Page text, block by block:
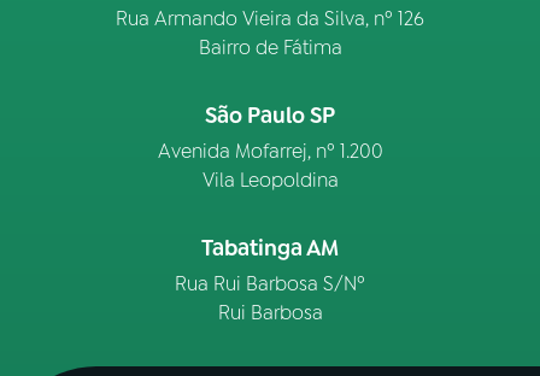
Rua Armando Vieira da Silva, nº 126
Bairro de Fátima
São Paulo SP
Avenida Mofarrej, nº 1.200
Vila Leopoldina
Tabatinga AM
Rua Rui Barbosa S/Nº
Rui Barbosa